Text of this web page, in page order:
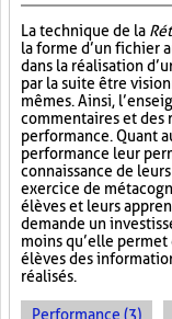
La technique de la
la forme d’un fichier
dans la réalisation
par la suite être
mêmes. Ainsi,
commentaires et des
performance. Quant
performance leur
connaissance de
exercice de
élèves et leurs
demande un
moins qu’elle permet
élèves des
réalisés.
Performance (3)